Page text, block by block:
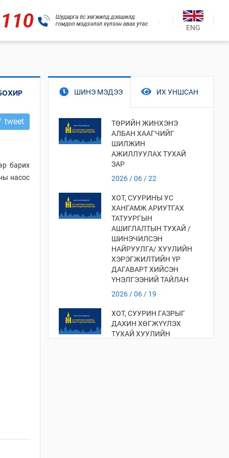
.
ENG
tweet
барих
насос
ШИНЭ МЭДЭЭ ИХ УНШСАН
ТӨРИЙН ЖИНХЭНЭ
АЛБАН ХААГЧИЙГ
ШИЛЖИН
АЖИЛЛУУЛАХ ТУХАЙ
ЗАР
2026 / 06 / 22
ХОТ, СУУРИНЫ УС
ХАНГАМЖ АРИУТГАХ
ТАТУУРГЫН
АШИГЛАЛТЫН ТУХАЙ /
ШИНЭЧИЛСЭН
НАЙРУУЛГА/ ХУУЛИЙН
ХЭРЭГЖИЛТИЙН ҮР
ДАГАВАРТ ХИЙСЭН
ҮНЭЛГЭЭНИЙ ТАЙЛАН
2026 / 06 / 19
ХОТ, СУУРИН ГАЗРЫГ
ДАХИН ХӨГЖҮҮЛЭХ
ТУХАЙ ХУУЛИЙН